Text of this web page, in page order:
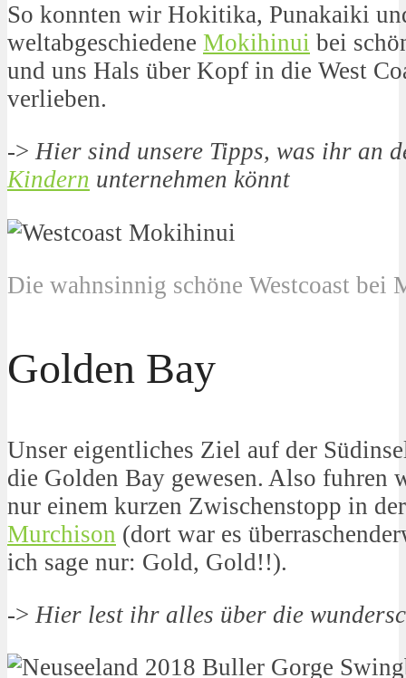
So konnten wir Hokitika, Punakaiki
weltabgeschiedene Mokihinui bei
und uns Hals über Kopf in die West
verlieben.
->Hier sind unsere Tipps, was ihr an
Kindern unternehmen könnt
Die wahnsinnig schöne Westcoast bei
Golden Bay
Unser eigentliches Ziel auf der
die Golden Bay gewesen. Also fuhren
nur einem kurzen Zwischenstopp in
Murchison (dort war es
ich sage nur: Gold, Gold!!).
->Hier lest ihr alles über die